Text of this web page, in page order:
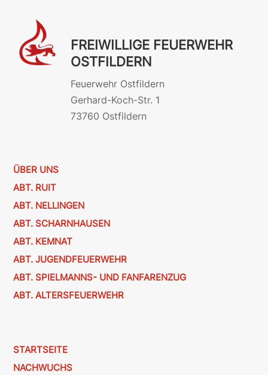
FREIWILLIGE FEUERWEHR
OSTFILDERN
Feuerwehr Ostfildern
Gerhard-Koch-Str. 1
73760 Ostfildern
ÜBER UNS
ABT. RUIT
ABT. NELLINGEN
ABT. SCHARNHAUSEN
ABT. KEMNAT
ABT. JUGENDFEUERWEHR
ABT. SPIELMANNS- UND FANFARENZUG
ABT. ALTERSFEUERWEHR
STARTSEITE
NACHWUCHS